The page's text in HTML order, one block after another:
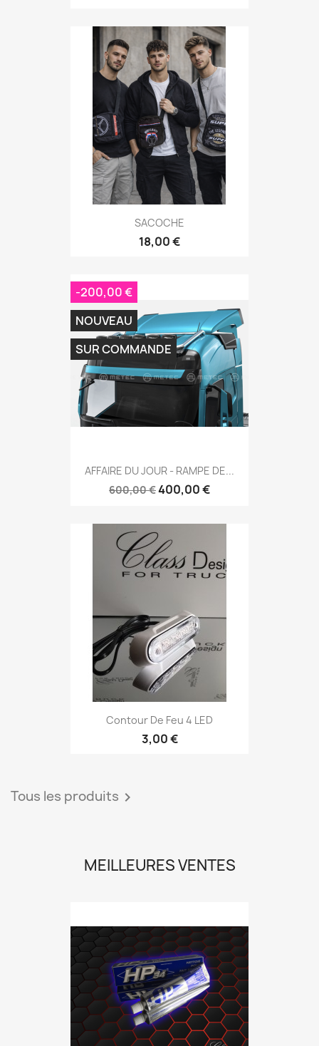
SACOCHE
18,00 €
AFFAIRE DU JOUR - RAMPE DE...
600,00 €400,00 €
-200,00 €
NOUVEAU
SUR COMMANDE
Contour De Feu 4 LED
3,00 €
Tous les produits 
MEILLEURES VENTES